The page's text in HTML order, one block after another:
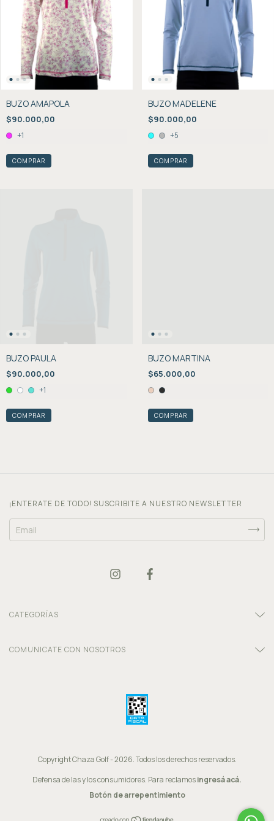
BUZO AMAPOLA
$90.000,00
+1
COMPRAR
BUZO MADELENE
$90.000,00
+5
COMPRAR
BUZO PAULA
$90.000,00
+1
COMPRAR
BUZO MARTINA
$65.000,00
COMPRAR
¡ENTERATE DE TODO! SUSCRIBITE A NUESTRO NEWSLETTER
CATEGORÍAS
COMUNICATE CON NOSOTROS
Copyright Chaza Golf - 2026. Todos los derechos reservados.
Defensa de las y los consumidores. Para reclamosingresá acá.
Botón de arrepentimiento